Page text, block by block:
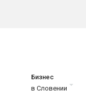
Бизнес
в Словении